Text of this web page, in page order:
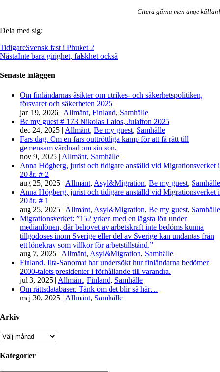
Citera gärna men ange källan!
Dela med sig:
TidigareSvensk fast i Phuket 2
NästaInte bara girighet, falskhet också
Senaste inläggen
Om finländarnas åsikter om utrikes- och säkerhetspolitiken,
försvaret och säkerheten 2025
jan 19, 2026 | Allmänt, Finland, Samhälle
Be my guest # 173 Nikolas Laios, Julafton 2025
dec 24, 2025 | Allmänt, Be my guest, Samhälle
Fars dag. Om en fars outtröttliga kamp för att få rätt till
gemensam vårdnad om sin son.
nov 9, 2025 | Allmänt, Samhälle
Anna Högberg, jurist och tidigare anställd vid Migrationsverket i
20 år. # 2
aug 25, 2025 | Allmänt, Asyl&Migration, Be my guest, Samhälle
Anna Högberg, jurist och tidigare anställd vid Migrationsverket i
20 år. # 1
aug 25, 2025 | Allmänt, Asyl&Migration, Be my guest, Samhälle
Migrationsverket: ”152 yrken med en lägsta lön under
medianlönen, där behovet av arbetskraft inte bedöms kunna
tillgodoses inom Sverige eller del av Sverige kan undantas från
ett lönekrav som villkor för arbetstillstånd.”
aug 7, 2025 | Allmänt, Asyl&Migration, Samhälle
Finland. Ilta-Sanomat har undersökt hur finländarna bedömer
2000-talets presidenter i förhållande till varandra.
jul 3, 2025 | Allmänt, Finland, Samhälle
Om rättsdatabaser. Tänk om det blir så här…
maj 30, 2025 | Allmänt, Samhälle
Arkiv
Arkiv
Kategorier